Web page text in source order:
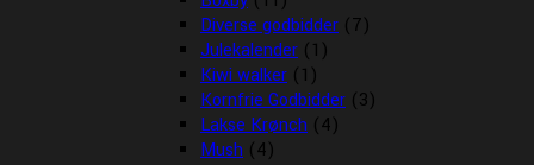
Diverse godbidder (7)
Julekalender (1)
Kiwi walker (1)
Kornfrie Godbidder (3)
Lakse Krønch (4)
Mush (4)